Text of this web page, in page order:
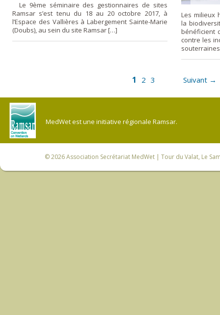
Le 9ème séminaire des gestionnaires de sites
Ramsar s’est tenu du 18 au 20 octobre 2017, à
l’Espace des Vallières à Labergement Sainte-Marie
(Doubs), au sein du site Ramsar […]
Les milieux
la
bénéficient
contre les
1 2 3 Suivant →
MedWet est une initiative régionale Ramsar.
© 2026Association Secrétariat MedWet | Tour du Valat, Le